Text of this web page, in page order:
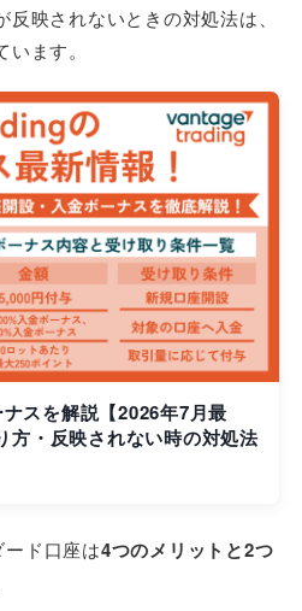
映されないときの対処法は、
ます。
スを解説【2026年7月最
方・反映されない時の対処法
ド口座は4つのメリットと2つ